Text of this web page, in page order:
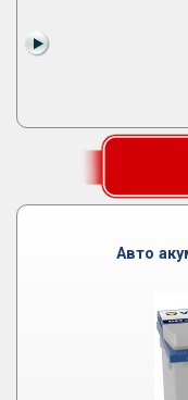
Авто